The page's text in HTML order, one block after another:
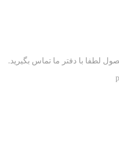
لطفا با دفتر ما تماس بگیرید.